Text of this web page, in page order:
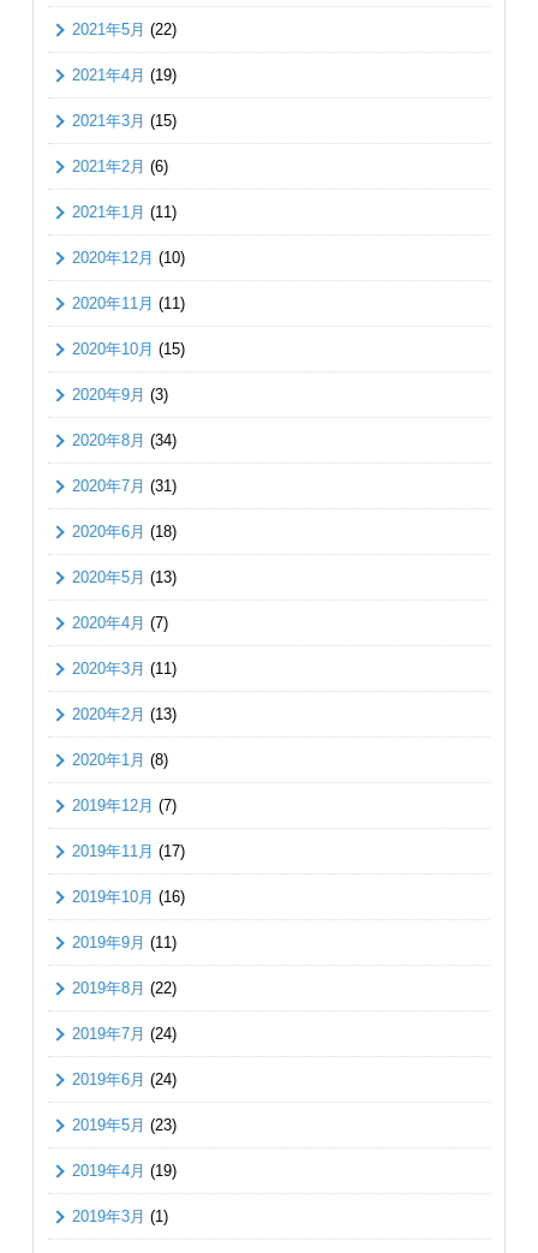
2021年5月 (22)
2021年4月 (19)
2021年3月 (15)
2021年2月 (6)
2021年1月 (11)
2020年12月 (10)
2020年11月 (11)
2020年10月 (15)
2020年9月 (3)
2020年8月 (34)
2020年7月 (31)
2020年6月 (18)
2020年5月 (13)
2020年4月 (7)
2020年3月 (11)
2020年2月 (13)
2020年1月 (8)
2019年12月 (7)
2019年11月 (17)
2019年10月 (16)
2019年9月 (11)
2019年8月 (22)
2019年7月 (24)
2019年6月 (24)
2019年5月 (23)
2019年4月 (19)
2019年3月 (1)